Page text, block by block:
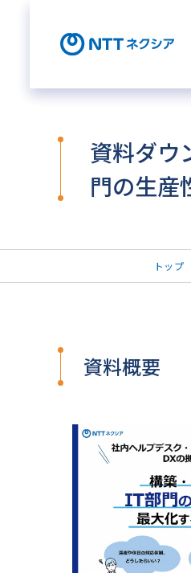
資料ダウ
門の生産
トップ
資料概要